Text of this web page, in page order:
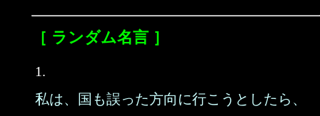
［ ランダム名言 ］
1.
私は、国も誤った方向に行こうとしたら、